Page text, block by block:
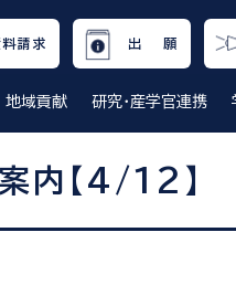
料請求 出 願
地域貢献 研究・産学官連携
内【4/12】